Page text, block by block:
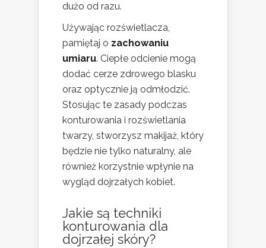
dużo od razu.
Używając rozświetlacza,
pamiętaj o zachowaniu
umiaru. Ciepłe odcienie mogą
dodać cerze zdrowego blasku
oraz optycznie ją odmłodzić.
Stosując te zasady podczas
konturowania i rozświetlania
twarzy, stworzysz makijaż, który
będzie nie tylko naturalny, ale
również korzystnie wpłynie na
wygląd dojrzałych kobiet.
Jakie są techniki
konturowania dla
dojrzałej skóry?